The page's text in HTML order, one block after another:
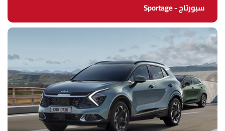
سبورتاج - Sportage